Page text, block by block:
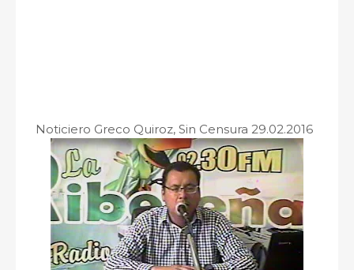
Noticiero Greco Quiroz, Sin Censura 29.02.2016